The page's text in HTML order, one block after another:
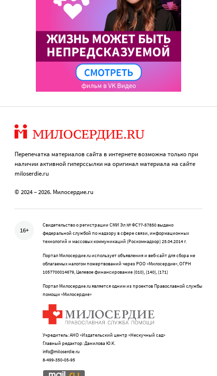
Перепечатка материалов сайта в интернете возможна только при
наличии активной гиперссылки на оригинал материала на сайте
miloserdie.ru
© 2024 – 2026. Милосердие.ru
16+
Свидетельство о регистрации СМИ Эл № ФС77-57850 выдано
федеральной службой по надзору в сфере связи, информационных
технологий и массовых коммуникаций (Роскомнадзор) 25.04.2014 г.
Портал Милосердие.ru использует объявления и веб-сайт для сбора не
облагаемых налогом пожертвований через РОО «Милосердие», ОГРН
1057700014679, Целевое финансирование (010), (140), (171)
Портал Милосердие.ru является одним из проектов Православной службы
помощи «Милосердие»
Учредитель: АНО «Издательский центр «Нескучный сад»
Главный редактор: Данилова Ю.К.
info@miloserdie.ru
8-499-350-05-95